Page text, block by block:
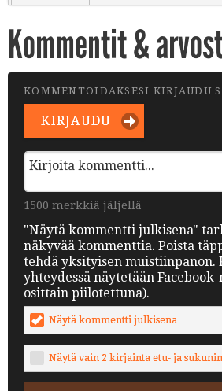
Kommentit &
KOMMENTOIDAKSESI KIRJAUDU
KIRJAUDU
1500 merkkiä jäljellä
"Näytä kommentti julkisena"
näkyvää kommenttia. Poista
tehdä yksityisen muistiinpanon.
yhteydessä näytetään
osittain piilotettuna).
Näytä kommentti julkisena
Näytä vain 2 kirjainta etu- ja